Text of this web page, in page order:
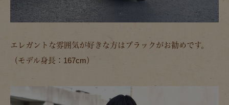
エレガントな雰囲気が好きな方はブラックがお勧めです。
（モデル身長：167cm）